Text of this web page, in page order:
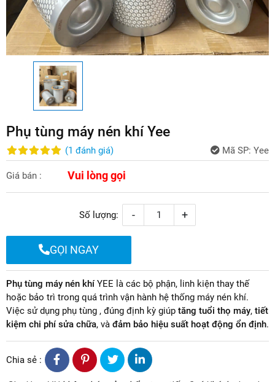
Phụ tùng máy nén khí Yee
(1 đánh giá) Mã SP: Yee
Giá bán : Vui lòng gọi
Số lượng: - +
GỌI NGAY
Phụ tùng máy nén khíYEE là các bộ phận, linh kiện thay thế
hoặc bảo trì trong quá trình vận hành hệ thống máy nén khí.
Việc sử dụng phụ tùng , đúng định kỳ giúp tăng tuổi thọ máy, tiết
kiệm chi phí sửa chữa, và đảm bảo hiệu suất hoạt động ổn định.
Chia sẻ :